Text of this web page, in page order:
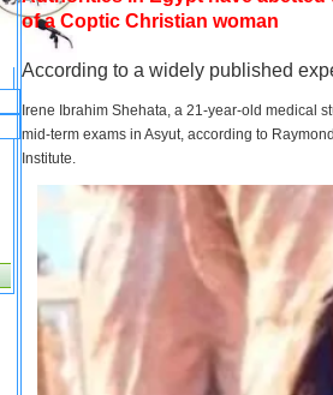
of a Coptic Christian woman
According to a widely published
Irene Ibrahim Shehata, a 21-year-old medical
mid-term exams in Asyut, according to
Institute.